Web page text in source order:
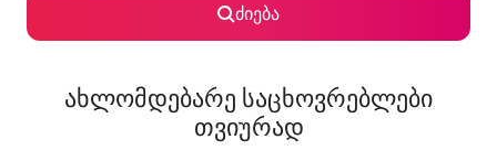
ძიება
ახლომდებარე საცხოვრებლები
თვიურად